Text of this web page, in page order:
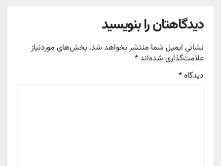
دیدگاهتان را بنویسید
نشانی ایمیل شما منتشر نخواهد شد. بخش‌های موردنیاز
علامت‌گذاری شده‌اند*
دیدگاه*